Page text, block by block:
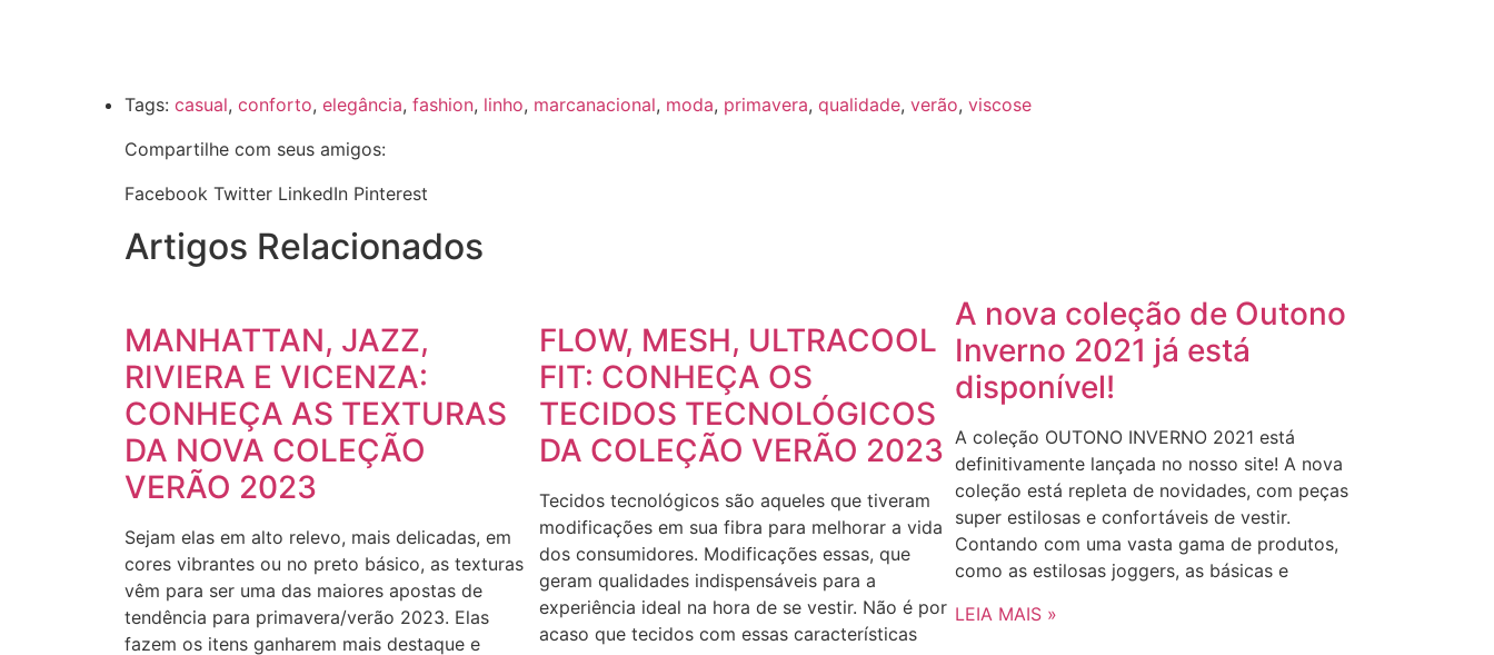
Tags: casual, conforto, elegância, fashion, linho, marcanacional, moda, primavera, qualidade, verão, viscose
Compartilhe com seus amigos:
Facebook Twitter LinkedIn Pinterest
Artigos Relacionados
MANHATTAN, JAZZ,
RIVIERA E VICENZA:
CONHEÇA AS TEXTURAS
DA NOVA COLEÇÃO
VERÃO 2023
Sejam elas em alto relevo, mais delicadas, em
cores vibrantes ou no preto básico, as texturas
vêm para ser uma das maiores apostas de
tendência para primavera/verão 2023. Elas
fazem os itens ganharem mais destaque e
FLOW, MESH, ULTRACOOL
FIT: CONHEÇA OS
TECIDOS TECNOLÓGICOS
DA COLEÇÃO VERÃO 2023
Tecidos tecnológicos são aqueles que tiveram
modificações em sua fibra para melhorar a vida
dos consumidores. Modificações essas, que
geram qualidades indispensáveis para a
experiência ideal na hora de se vestir. Não é por
acaso que tecidos com essas características
A nova coleção de Outono
Inverno 2021 já está
disponível!
A coleção OUTONO INVERNO 2021 está
definitivamente lançada no nosso site! A nova
coleção está repleta de novidades, com peças
super estilosas e confortáveis de vestir.
Contando com uma vasta gama de produtos,
como as estilosas joggers, as básicas e
LEIA MAIS »